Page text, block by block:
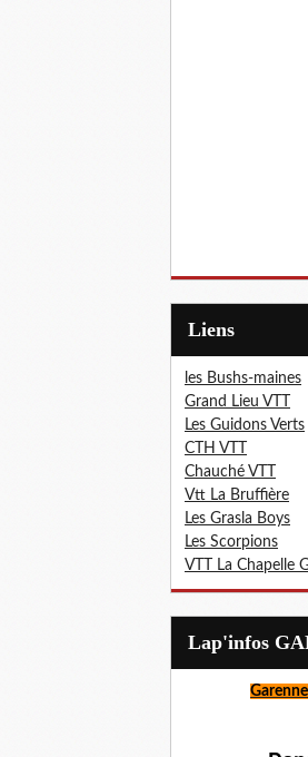
Liens
les Bushs-maines
Grand Lieu VTT
Les Guidons Verts
CTH VTT
Chauché VTT
Vtt La Bruffière
Les Grasla Boys
Les Scorpions
VTT La Chapelle
Lap'infos